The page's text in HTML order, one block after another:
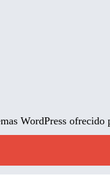
WordPress ofrecido